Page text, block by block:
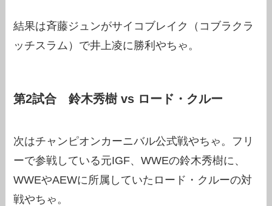
結果は斉藤ジュンがサイコブレイク（コブラクラ
ッチスラム）で井上凌に勝利やちゃ。
第2試合 鈴木秀樹 vs ロード・クルー
次はチャンピオンカーニバル公式戦やちゃ。フリ
ーで参戦している元IGF、WWEの鈴木秀樹に、
WWEやAEWに所属していたロード・クルーの対
戦やちゃ。